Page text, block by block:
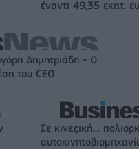
έναντι 49,35 εκατ.
Δημητριάδη - Ο
του CEO
Σε κινεζική…